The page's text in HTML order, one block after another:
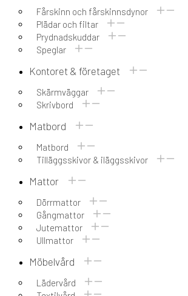
Fårskinn och fårskinnsdynor
Plädar och filtar
Prydnadskuddar
Speglar
Kontoret & företaget
Skärmväggar
Skrivbord
Matbord
Matbord
Tilläggsskivor & iläggsskivor
Mattor
Dörrmattor
Gångmattor
Jutemattor
Ullmattor
Möbelvård
Lädervård